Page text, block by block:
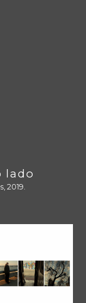
lado
2019.